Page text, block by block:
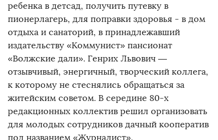
ребенка в детсад, получить путевку в
пионерлагерь, для поправки здоровья - в дом
отдыха и санаторий, в принадлежавший
издательству «Коммунист» пансионат
«Волжские дали». Генрих Львович —
отзывчивый, энергичный, творческий коллега,
к которому не стеснялись обращаться за
житейским советом. В середине 80-х
редакционных коллектив решил организовать
для молодых сотрудников дачный кооператив
под названием «Журналист».